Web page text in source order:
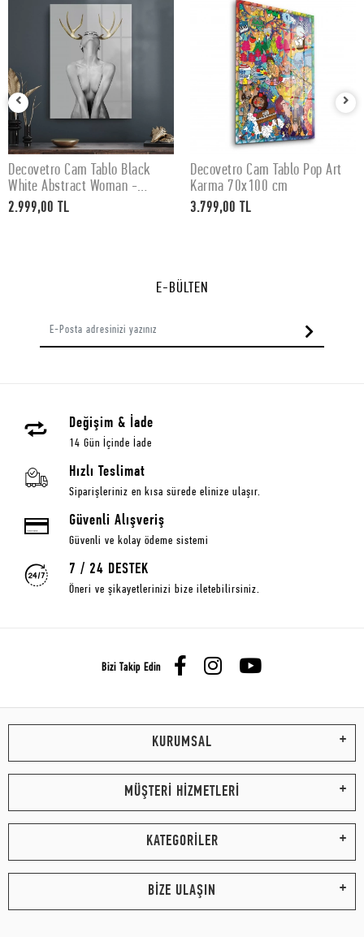
SEPETE EKLE
Decovetro Cam Tablo Black
White Abstract Woman -
50x70 cm
2.999,00 TL
SEPETE EKLE
Decovetro Cam Tablo Pop Art
Karma 70x100 cm
3.799,00 TL
E-BÜLTEN
Değişim & İade
14 Gün İçinde İade
Hızlı Teslimat
Siparişleriniz en kısa sürede elinize ulaşır.
Güvenli Alışveriş
Güvenli ve kolay ödeme sistemi
7 / 24 DESTEK
Öneri ve şikayetlerinizi bize iletebilirsiniz.
Bizi Takip Edin
KURUMSAL
MÜŞTERİ HİZMETLERİ
KATEGORİLER
BİZE ULAŞIN